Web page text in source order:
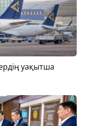
уақытша